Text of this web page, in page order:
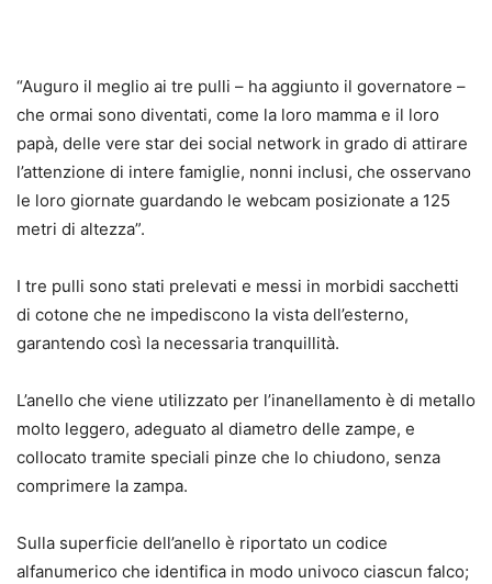
“Auguro il meglio ai tre pulli – ha aggiunto il governatore –
che ormai sono diventati, come la loro mamma e il loro
papà, delle vere star dei social network in grado di attirare
l’attenzione di intere famiglie, nonni inclusi, che osservano
le loro giornate guardando le webcam posizionate a 125
metri di altezza”.
I tre pulli sono stati prelevati e messi in morbidi sacchetti
di cotone che ne impediscono la vista dell’esterno,
garantendo così la necessaria tranquillità.
L’anello che viene utilizzato per l’inanellamento è di metallo
molto leggero, adeguato al diametro delle zampe, e
collocato tramite speciali pinze che lo chiudono, senza
comprimere la zampa.
Sulla superficie dell’anello è riportato un codice
alfanumerico che identifica in modo univoco ciascun falco;